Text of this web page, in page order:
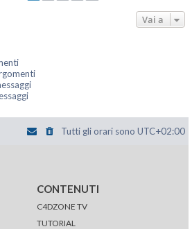
Vai a
Tutti gli orari sono UTC+02:00
CONTENUTI
C4DZONE TV
TUTORIAL